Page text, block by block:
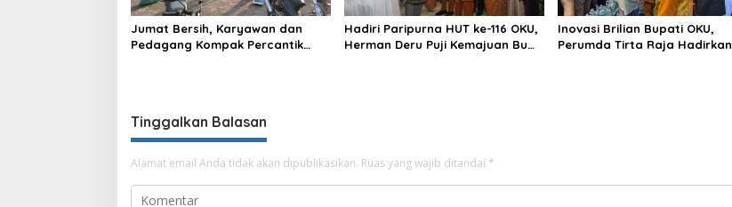
Jumat Bersih, Karyawan dan
Pedagang Kompak Percantik
Hadiri Paripurna HUT ke-116 OKU,
Herman Deru Puji Kemajuan Bumi
Inovasi Brilian Bupati OKU,
Perumda Tirta Raja Hadirkan
Tinggalkan Balasan
Alamat email Anda tidak akan dipublikasikan. Ruas yang wajib ditandai *